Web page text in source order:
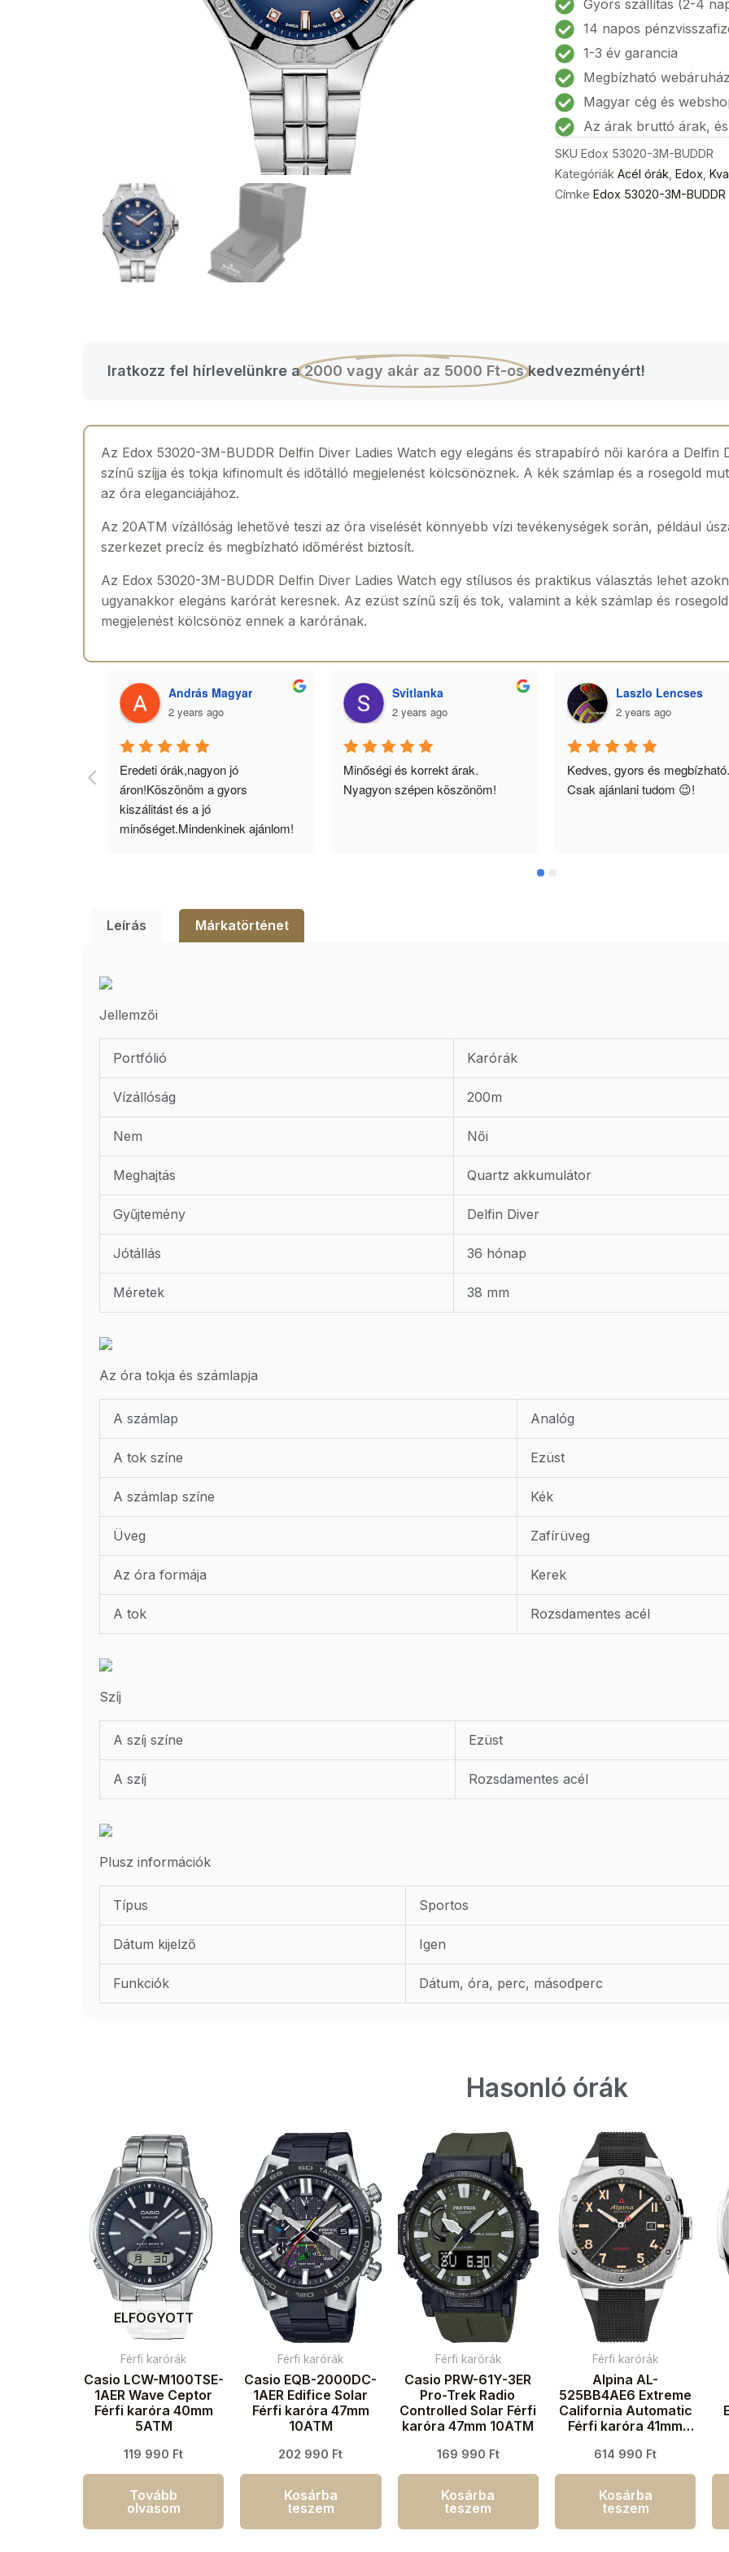
Delfin
Diver
Női
karóra
38mm
20ATM
mennyiség
Gyors szállítás (2-4
14 napos
1-3 év garancia
Megbízható webáruház
Magyar cég és
Az árak bruttó árak,
SKU Edox 53020-3M-BUDDR
Kategóriák Acél órák Edox
Címke Edox 53020-3M-
Iratkozz fel hírlevelünkre a2000 vagy akár az 5000 Ft-os kedvezményért!
Az Edox 53020-3M-BUDDR Delfin Diver Ladies Watch egy elegáns és strapabíró női karóra a
színű szíjja és tokja kifinomult és időtálló megjelenést kölcsönöznek. A kék számlap és a rosegold
az óra eleganciájához.
Az 20ATM vízállóság lehetővé teszi az óra viselését könnyebb vízi tevékenységek során, például
szerkezet precíz és megbízható időmérést biztosít.
Az Edox 53020-3M-BUDDR Delfin Diver Ladies Watch egy stílusos és praktikus választás lehet
ugyanakkor elegáns karórát keresnek. Az ezüst színű szíj és tok, valamint a kék számlap és
megjelenést kölcsönöz ennek a karórának.
András Magyar
2 years ago
Eredeti órák,nagyon jó
áron!Köszönöm a gyors
kiszálitást és a jó
minőséget.Mindenkinek ajánlom!
Svitlanka
2 years ago
Minőségi és korrekt árak.
Nyagyon szépen köszönöm!
Laszlo Lencses
2 years ago
Kedves, gyors és megbízható.
Csak ajánlani tudom 😉!
Leírás Márkatörténet
Jellemzői
Portfólió Karórák
Vízállóság 200m
Nem Női
Meghajtás Quartz akkumulátor
Gyűjtemény Delfin Diver
Jótállás 36 hónap
Méretek 38 mm
Az óra tokja és számlapja
A számlap Analóg
A tok színe Ezüst
A számlap színe Kék
Üveg Zafírüveg
Az óra formája Kerek
A tok Rozsdamentes acél
Szíj
A szíj színe Ezüst
A szíj Rozsdamentes acél
Plusz információk
Típus Sportos
Dátum kijelző Igen
Funkciók Dátum, óra, perc, másodperc
Hasonló órák
ELFOGYOTT
Férfi karórák
Casio LCW-M100TSE-
1AER Wave Ceptor
Férfi karóra 40mm
5ATM
119 990 Ft
Tovább
olvasom
Férfi karórák
Casio EQB-2000DC-
1AER Edifice Solar
Férfi karóra 47mm
10ATM
202 990 Ft
Kosárba
teszem
Férfi karórák
Casio PRW-61Y-3ER
Pro-Trek Radio
Controlled Solar Férfi
karóra 47mm 10ATM
169 990 Ft
Kosárba
teszem
Férfi karórák
Alpina AL-
525BB4AE6 Extreme
California Automatic
Férfi karóra 41mm
614 990 Ft
Kosárba
teszem